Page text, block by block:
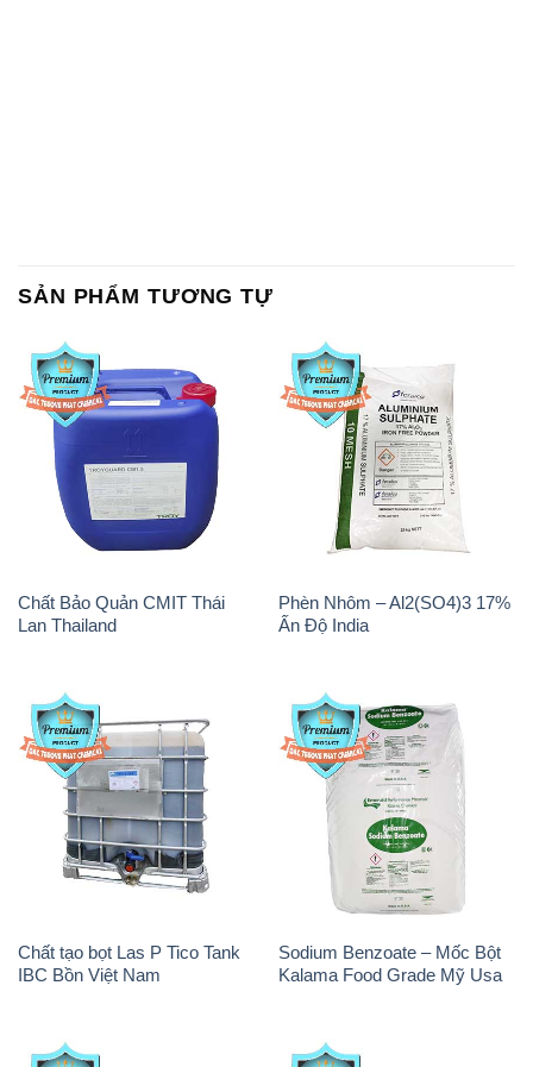
SẢN PHẨM TƯƠNG TỰ
Chất Bảo Quản CMIT Thái
Lan Thailand
Phèn Nhôm – Al2(SO4)3 17%
Ấn Độ India
Chất tạo bọt Las P Tico Tank
IBC Bồn Việt Nam
Sodium Benzoate – Mốc Bột
Kalama Food Grade Mỹ Usa